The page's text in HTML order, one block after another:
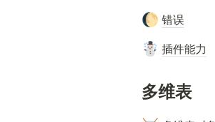
🌔 错误
☃️ 插件能力
多维表